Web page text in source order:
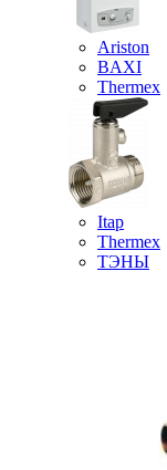
Ariston
BAXI
Thermex
Itap
Thermex
ТЭНЫ